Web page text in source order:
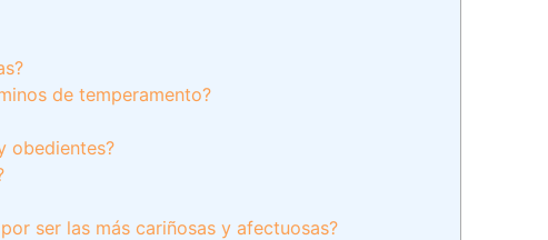
de temperamento?
obedientes?
ser las más cariñosas y afectuosas?